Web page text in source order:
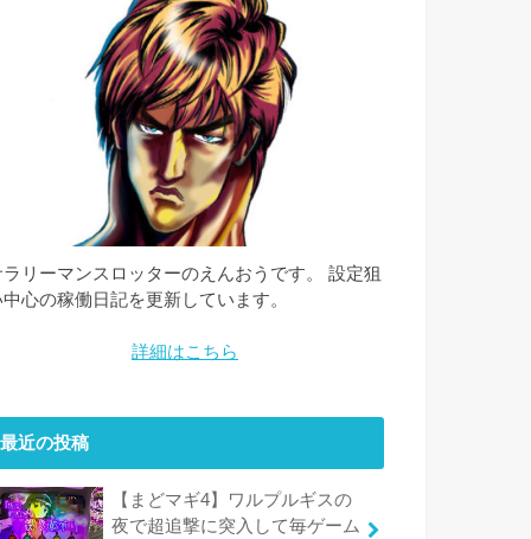
ラリーマンスロッターのえんおうです。 設定狙
心の稼働日記を更新しています。
詳細はこちら
最近の投稿
【まどマギ4】ワルプルギスの
夜で超追撃に突入して毎ゲーム